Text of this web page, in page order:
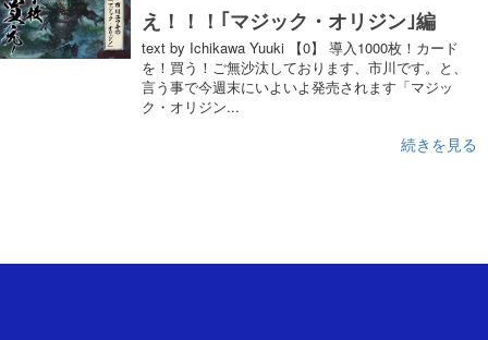
え！！！｢マジック・オリジン｣編
text by Ichikawa Yuuki 【0】 導入1000枚！カード
を！買う！ご無沙汰しております、市川です。と、
言う事で今週末にいよいよ発売されます「マジッ
ク・オリジン...
続きを見る